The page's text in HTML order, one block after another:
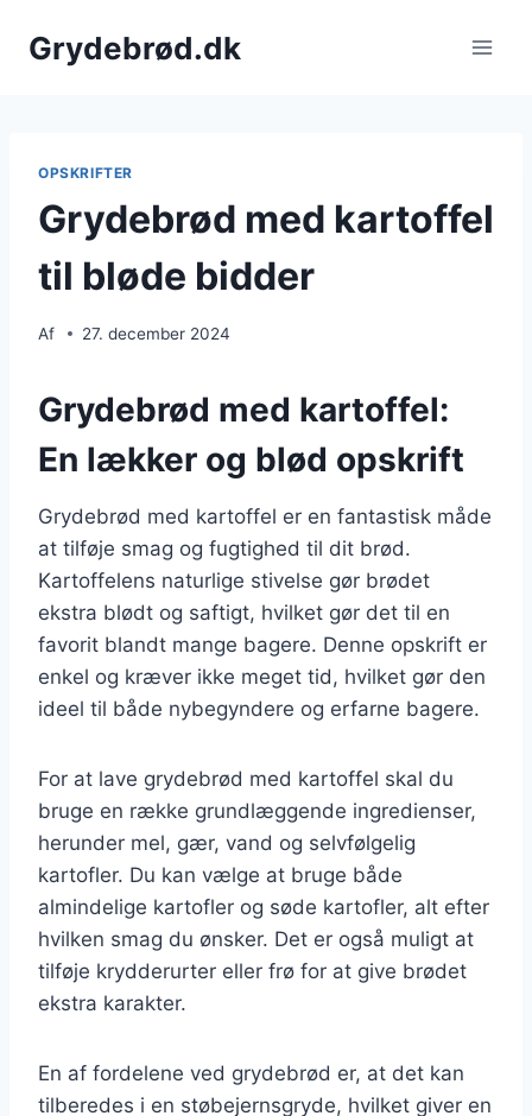
Grydebrød.dk
OPSKRIFTER
Grydebrød med kartoffel
til bløde bidder
Af 27. december 2024
Grydebrød med kartoffel:
En lækker og blød opskrift
Grydebrød med kartoffel er en fantastisk måde
at tilføje smag og fugtighed til dit brød.
Kartoffelens naturlige stivelse gør brødet
ekstra blødt og saftigt, hvilket gør det til en
favorit blandt mange bagere. Denne opskrift er
enkel og kræver ikke meget tid, hvilket gør den
ideel til både nybegyndere og erfarne bagere.
For at lave grydebrød med kartoffel skal du
bruge en række grundlæggende ingredienser,
herunder mel, gær, vand og selvfølgelig
kartofler. Du kan vælge at bruge både
almindelige kartofler og søde kartofler, alt efter
hvilken smag du ønsker. Det er også muligt at
tilføje krydderurter eller frø for at give brødet
ekstra karakter.
En af fordelene ved grydebrød er, at det kan
tilberedes i en støbejernsgryde, hvilket giver en